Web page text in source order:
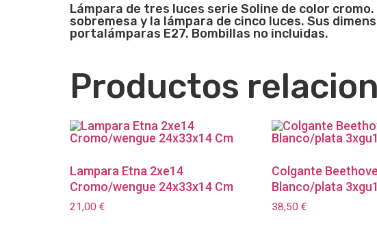
Lámpara de tres luces serie Soline de color
sobremesa y la lámpara de cinco luces. Sus
portalámparas E27. Bombillas no incluidas.
Productos
Lampara Etna 2xe14
Cromo/wengue 24x33x14 Cm
21,00 €
Colgante
Blanco/plata
38,50 €